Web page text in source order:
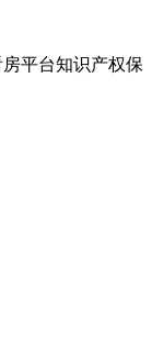
房平台知识产权保